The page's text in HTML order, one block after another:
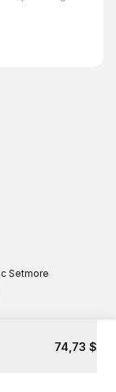
Setmore
74,73 $